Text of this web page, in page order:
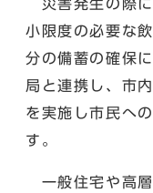
災害発生の際に
小限度の必要な
分の備蓄の確保
局と連携し、市
を実施し市民へ
す。
一般住宅や高層